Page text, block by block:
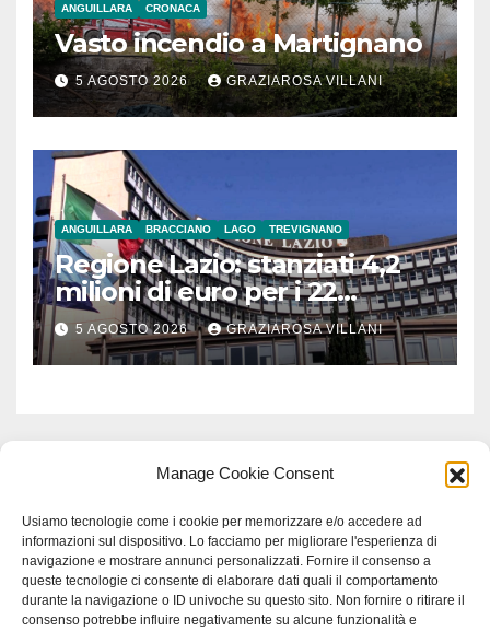
Manage Cookie Consent
Usiamo tecnologie come i cookie per memorizzare e/o accedere ad
informazioni sul dispositivo. Lo facciamo per migliorare l'esperienza di
navigazione e mostrare annunci personalizzati. Fornire il consenso a
queste tecnologie ci consente di elaborare dati quali il comportamento
durante la navigazione o ID univoche su questo sito. Non fornire o ritirare il
consenso potrebbe influire negativamente su alcune funzionalità e
ANGUILLARA CRONACA
Vasto incendio a Martignano
5 AGOSTO 2026 GRAZIAROSA VILLANI
ANGUILLARA BRACCIANO LAGO TREVIGNANO
Regione Lazio: stanziati 4,2
milioni di euro per i 22
Comuni dell’Etruria
Meridionale
5 AGOSTO 2026 GRAZIAROSA VILLANI